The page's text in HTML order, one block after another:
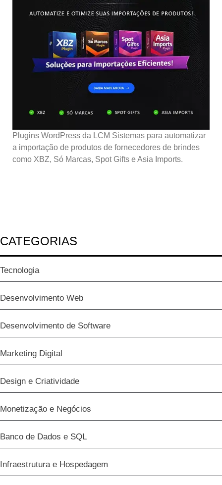
Plugins WordPress da LCM Sistemas para automatizar
a importação de produtos de fornecedores de brindes
como XBZ, Só Marcas, Spot Gifts e Asia Imports.
CATEGORIAS
Tecnologia
Desenvolvimento Web
Desenvolvimento de Software
Marketing Digital
Design e Criatividade
Monetização e Negócios
Banco de Dados e SQL
Infraestrutura e Hospedagem